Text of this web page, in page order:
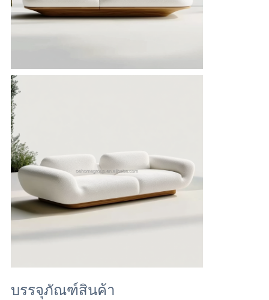
บรรจุภัณฑ์สินค้า